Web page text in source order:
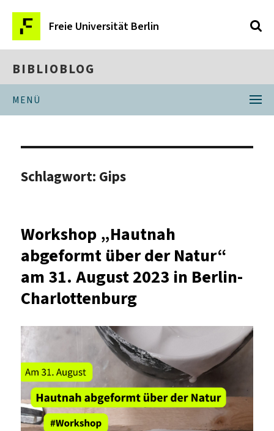
Freie Universität Berlin
BIBLIOBLOG
MENÜ
Schlagwort: Gips
Workshop „Hautnah
abgeformt über der Natur“
am 31. August 2023 in Berlin-
Charlottenburg